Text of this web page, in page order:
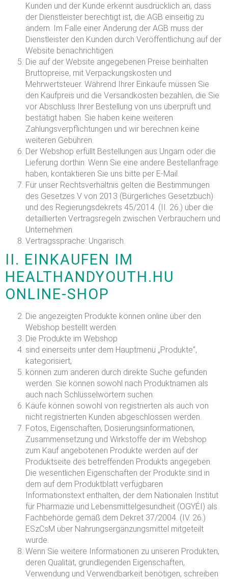
Kunden und der Kunde erkennt ausdrücklich an, dass
der Dienstleister berechtigt ist, die AGB einseitig zu
ändern. Im Falle einer Änderung der AGB muss der
Dienstleister den Kunden durch Veröffentlichung auf der
Website benachrichtigen.
Die auf der Website angegebenen Preise beinhalten
Bruttopreise, mit Verpackungskosten und
Mehrwertsteuer. Während Ihrer Einkäufe müssen Sie
den Kaufpreis und die Versandkosten bezahlen, die Sie
vor Abschluss Ihrer Bestellung von uns überprüft und
bestätigt haben. Sie haben keine weiteren
Zahlungsverpflichtungen und wir berechnen keine
weiteren Gebühren.
Der Webshop erfüllt Bestellungen aus Ungarn oder die
Lieferung dorthin. Wenn Sie eine andere Bestellanfrage
haben, kontaktieren Sie uns bitte per E-Mail.
Für unser Rechtsverhältnis gelten die Bestimmungen
des Gesetzes V von 2013 (Bürgerliches Gesetzbuch)
und des Regierungsdekrets 45/2014. (II. 26.) über die
detaillierten Vertragsregeln zwischen Verbrauchern und
Unternehmen.
Vertragssprache: Ungarisch.
II. EINKAUFEN IM
HEALTHANDYOUTH.HU
ONLINE-SHOP
Die angezeigten Produkte können online über den
Webshop bestellt werden.
Die Produkte im Webshop
sind einerseits unter dem Hauptmenü „Produkte“,
kategorisiert,
können zum anderen durch direkte Suche gefunden
werden. Sie können sowohl nach Produktnamen als
auch nach Schlüsselwörtern suchen.
Käufe können sowohl von registrierten als auch von
nicht registrierten Kunden abgeschlossen werden.
Fotos, Eigenschaften, Dosierungsinformationen,
Zusammensetzung und Wirkstoffe der im Webshop
zum Kauf angebotenen Produkte werden auf der
Produktseite des betreffenden Produkts angegeben.
Die wesentlichen Eigenschaften der Produkte sind in
dem auf dem Produktblatt verfügbaren
Informationstext enthalten, der dem Nationalen Institut
für Pharmazie und Lebensmittelgesundheit (OGYÉI) als
Fachbehörde gemäß dem Dekret 37/2004. (IV. 26.)
ESzCsM über Nahrungsergänzungsmittel mitgeteilt
wurde.
Wenn Sie weitere Informationen zu unseren Produkten,
deren Qualität, grundlegenden Eigenschaften,
Verwendung und Verwendbarkeit benötigen, schreiben